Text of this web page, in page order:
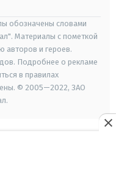
обозначены словами
Материалы с пометкой
авторов и героев.
Подробнее о рекламе
в правилах
© 2005—2022, ЗАО